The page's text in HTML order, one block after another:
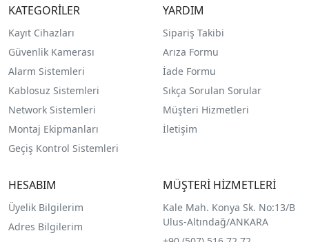
KATEGORİLER
Kayıt Cihazları
Güvenlik Kamerası
Alarm Sistemleri
Kablosuz Sistemleri
Network Sistemleri
Montaj Ekipmanları
Geçiş Kontrol Sistemleri
YARDIM
Sipariş Takibi
Arıza Formu
İade Formu
Sıkça Sorulan Sorular
Müşteri Hizmetleri
İletişim
HESABIM
Üyelik Bilgilerim
Adres Bilgilerim
MÜŞTERİ HİZMETLERİ
Kale Mah. Konya Sk. No:13/B
Ulus-Altındağ/ANKARA